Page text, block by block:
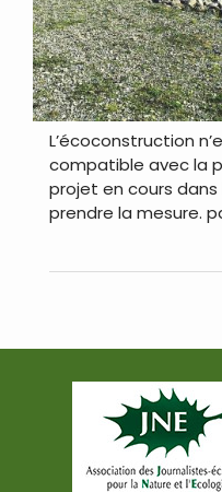
L’écoconstruction
compatible avec la
projet en cours dans
prendre la mesure.